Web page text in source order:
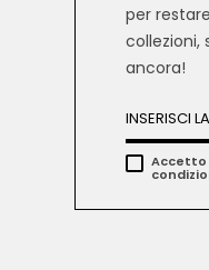
per
collezioni,
ancora!
Accetto